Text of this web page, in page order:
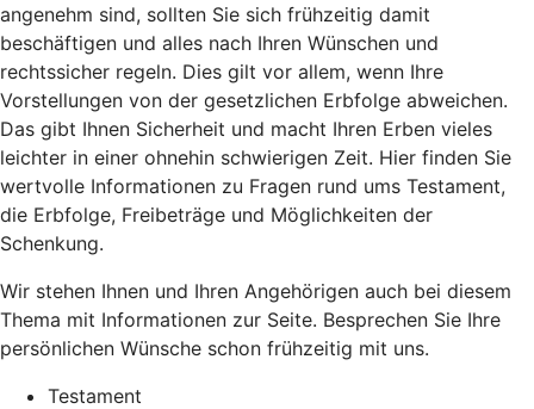
angenehm sind, sollten Sie sich frühzeitig damit
beschäftigen und alles nach Ihren Wünschen und
rechtssicher regeln. Dies gilt vor allem, wenn Ihre
Vorstellungen von der gesetzlichen Erbfolge abweichen.
Das gibt Ihnen Sicherheit und macht Ihren Erben vieles
leichter in einer ohnehin schwierigen Zeit. Hier finden Sie
wertvolle Informationen zu Fragen rund ums Testament,
die Erbfolge, Freibeträge und Möglichkeiten der
Schenkung.
Wir stehen Ihnen und Ihren Angehörigen auch bei diesem
Thema mit Informationen zur Seite. Besprechen Sie Ihre
persönlichen Wünsche schon frühzeitig mit uns.
Testament